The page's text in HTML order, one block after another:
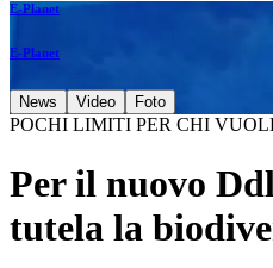
E-Planet
E-Planet
News Video Foto
POCHI LIMITI PER CHI
Per il nuovo
tutela la